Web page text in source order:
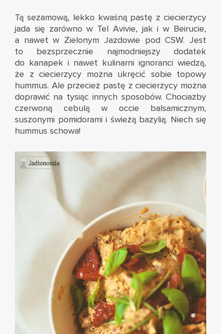
Tą sezamową, lekko kwaśną pastę z ciecierzycy
jada się zarówno w Tel Avivie, jak i w Beirucie,
a nawet w Zielonym Jazdowie pod CSW. Jest
to bezsprzecznie najmodniejszy dodatek
do kanapek i nawet kulinarni ignoranci wiedzą,
że z ciecierzycy można ukręcić sobie topowy
hummus. Ale przecież pastę z ciecierzycy można
doprawić na tysiąc innych sposobów. Chociażby
czerwoną cebulą w occie balsamicznym,
suszonymi pomidorami i świeżą bazylią. Niech się
hummus schowa!